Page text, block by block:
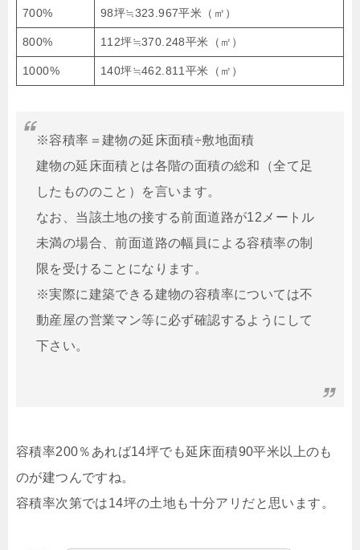
700% 98坪≒323.967平米（㎡）
800% 112坪≒370.248平米（㎡）
1000% 140坪≒462.811平米（㎡）
※容積率＝建物の延床面積÷敷地面積
建物の延床面積とは各階の面積の総和（全て足
したもののこと）を言います。
なお、当該土地の接する前面道路が12メートル
未満の場合、前面道路の幅員による容積率の制
限を受けることになります。
※実際に建築できる建物の容積率については不
動産屋の営業マン等に必ず確認するようにして
下さい。
容積率200％あれば14坪でも延床面積90平米以上のも
のが建つんですね。
容積率次第では14坪の土地も十分アリだと思います。